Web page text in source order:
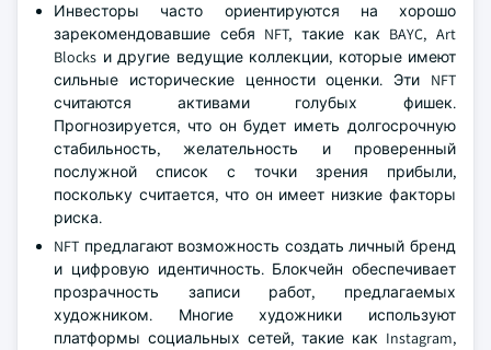
Инвесторы часто ориентируются на хорошо
зарекомендовавшие себя NFT, такие как BAYC, Art
Blocks и другие ведущие коллекции, которые имеют
сильные исторические ценности оценки. Эти NFT
считаются активами голубых фишек.
Прогнозируется, что он будет иметь долгосрочную
стабильность, желательность и проверенный
послужной список с точки зрения прибыли,
поскольку считается, что он имеет низкие факторы
риска.
NFT предлагают возможность создать личный бренд
и цифровую идентичность. Блокчейн обеспечивает
прозрачность записи работ, предлагаемых
художником. Многие художники используют
платформы социальных сетей, такие как Instagram,